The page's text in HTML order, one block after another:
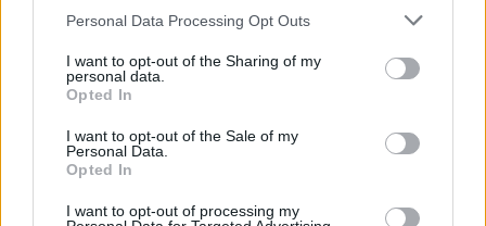
Personal Data Processing Opt Outs
I want to opt-out of the Sharing of my
personal data.
Opted In
I want to opt-out of the Sale of my
Personal Data.
Opted In
I want to opt-out of processing my